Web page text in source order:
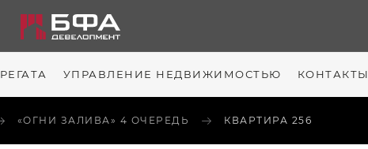
РЕГАТА УПРАВЛЕНИЕ НЕДВИЖИМОСТЬЮ КОНТАКТЫ
«ОГНИ ЗАЛИВА» 4 ОЧЕРЕДЬ КВАРТИРА 256